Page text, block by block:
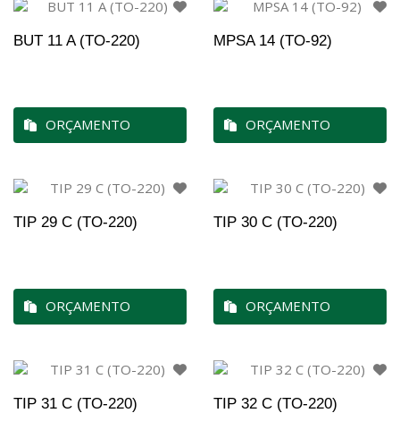
BUT 11 A (TO-220)
ORÇAMENTO
MPSA 14 (TO-92)
ORÇAMENTO
TIP 29 C (TO-220)
ORÇAMENTO
TIP 30 C (TO-220)
ORÇAMENTO
TIP 31 C (TO-220) TIP 32 C (TO-220)